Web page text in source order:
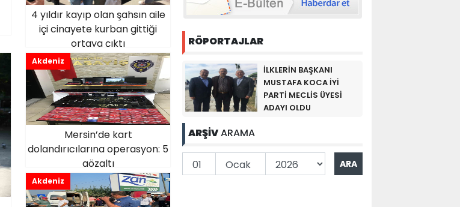
4 yıldır kayıp olan şahsın aile
içi cinayete kurban gittiği
ortaya çıktı
Akdeniz
Mersin’de kart
dolandırıcılarına operasyon: 5
gözaltı
Akdeniz
RÖPORTAJLAR
İLKLERİN BAŞKANI
MUSTAFA KOCA İYİ
PARTİ MECLİS ÜYESİ
ADAYI OLDU
ARŞİVARAMA